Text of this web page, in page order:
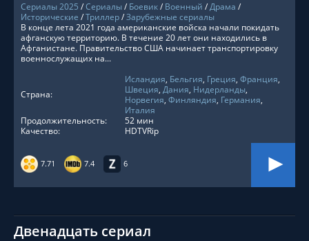
Сериалы 2025 /Сериалы/ Боевик/ Военный /Драма /
Исторические /Триллер/Зарубежные сериалы
7.71 7.4 6
В конце лета 2021 года американские войска начали покидать
афганскую территорию. В течение 20 лет они находились в
Афганистане. Правительство США начинает транспортировку
военнослужащих на...
Страна:
Исландия, Бельгия, Греция, Франция,
Швеция, Дания, Нидерланды,
Норвегия, Финляндия, Германия,
Италия
Продолжительность:
52 мин
Качество:
HDTVRip
Двенадцать сериал